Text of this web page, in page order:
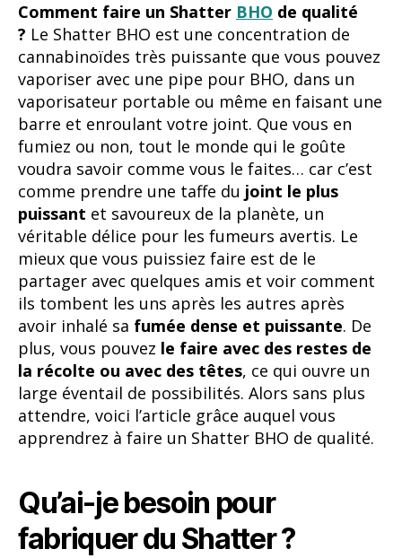
Comment faire un Shatter BHO de qualité
? Le Shatter BHO est une concentration de
cannabinoïdes très puissante que vous pouvez
vaporiser avec une pipe pour BHO, dans un
vaporisateur portable ou même en faisant une
barre et enroulant votre joint. Que vous en
fumiez ou non, tout le monde qui le goûte
voudra savoir comme vous le faites… car c’est
comme prendre une taffe du joint le plus
puissant et savoureux de la planète, un
véritable délice pour les fumeurs avertis. Le
mieux que vous puissiez faire est de le
partager avec quelques amis et voir comment
ils tombent les uns après les autres après
avoir inhalé sa fumée dense et puissante. De
plus, vous pouvez le faire avec des restes de
la récolte ou avec des têtes, ce qui ouvre un
large éventail de possibilités. Alors sans plus
attendre, voici l’article grâce auquel vous
apprendrez à faire un Shatter BHO de qualité.
Qu’ai-je besoin pour
fabriquer du Shatter ?